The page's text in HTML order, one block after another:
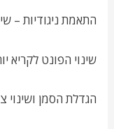
התאמת ניגודיות –
שינוי הפונט לקריא
הגדלת הסמן ושינוי